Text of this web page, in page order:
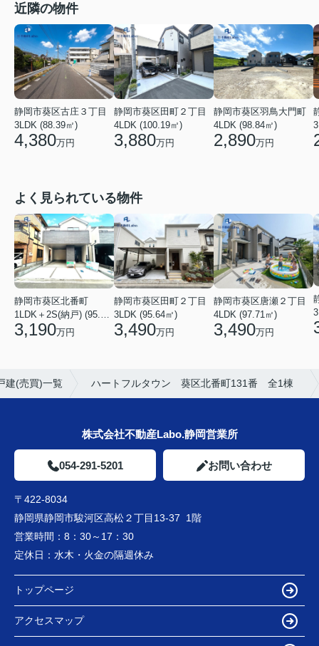
近隣の物件
静岡市葵区古庄３丁目
3LDK (88.39㎡)
4,380万円
静岡市葵区田町２丁目
4LDK (100.19㎡)
3,880万円
静岡市葵区羽鳥大門町
4LDK (98.84㎡)
2,890万円
よく見られている物件
静岡市葵区北番町
3,190万円
静岡市葵区田町２丁目
3LDK (95.64㎡)
3,490万円
静岡市葵区唐瀬２丁目
4LDK (97.71㎡)
3,490万円
建(売買)一覧 ハートフルタウン 葵区北番町131番 全1棟
株式会社不動産Labo.静岡営業所
054-291-5201 お問い合わせ
〒422-8034
静岡県静岡市駿河区高松２丁目13-37 1階
営業時間： 8：30～17：30
定休日： 水木・火金の隔週休み
トップページ
アクセスマップ